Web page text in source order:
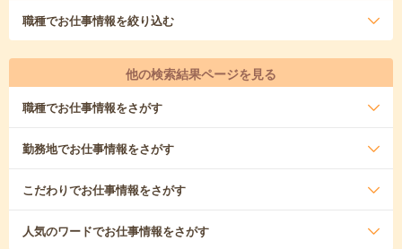
職種でお仕事情報を絞り込む
他の検索結果ページを見る
職種でお仕事情報をさがす
勤務地でお仕事情報をさがす
こだわりでお仕事情報をさがす
人気のワードでお仕事情報をさがす